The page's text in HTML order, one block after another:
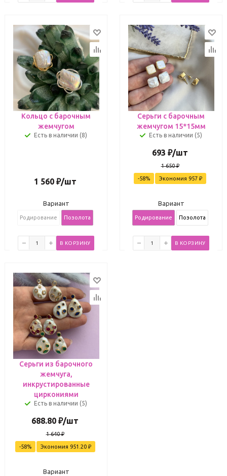
Кольцо с барочным
жемчугом
Есть в наличии (8)
1 560₽/шт
Вариант
Родирование Позолота
В КОРЗИНУ
Серьги с барочным
жемчугом 15*15мм
Есть в наличии (5)
693 ₽/шт
1 650₽
-58% Экономия 957 ₽
Вариант
Родирование Позолота
В КОРЗИНУ
Серьги из барочного
жемчуга,
инкрустированные
циркониями
Есть в наличии (5)
688.80 ₽/шт
1 640₽
-58% Экономия 951.20₽
Вариант